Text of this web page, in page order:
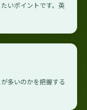
いポイントです。英
多いのかを把握する